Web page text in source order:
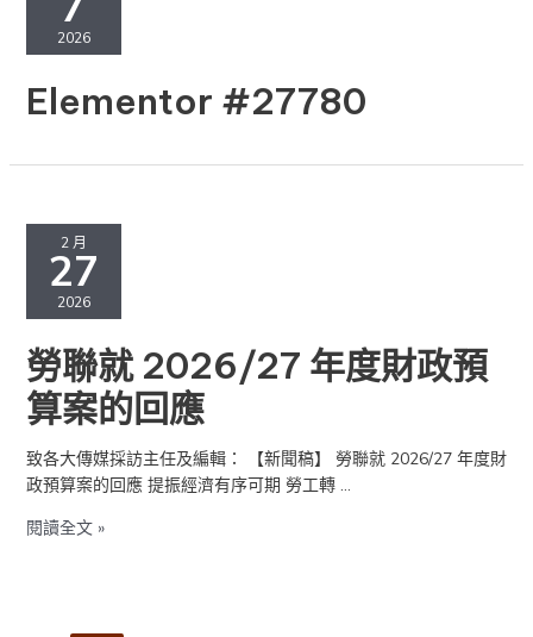
2026
Elementor #27780
2 月
27
2026
勞聯就 2026/27 年度財政預
算案的回應
致各大傳媒採訪主任及編輯： 【新聞稿】 勞聯就 2026/27 年度財
政預算案的回應 提振經濟有序可期 勞工轉 …
2026/27
年
度
財
政
預
算
案
的
回
閱讀全文 »